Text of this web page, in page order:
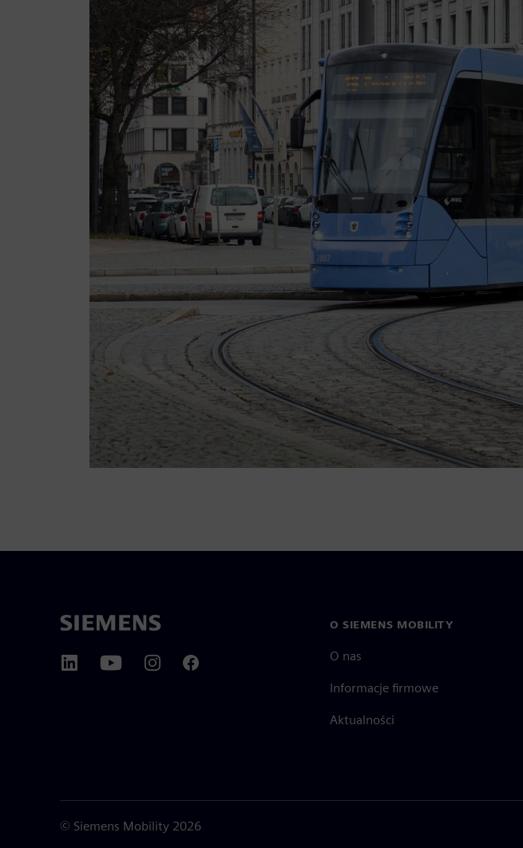
O SIEMENS MOBILITY
O nas
Informacje firmowe
Aktualności
© Siemens Mobility2026